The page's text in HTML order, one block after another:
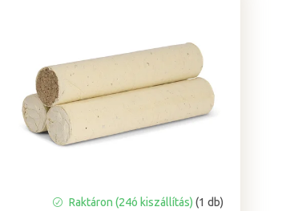
Raktáron (24ó kiszállítás) (1 db)